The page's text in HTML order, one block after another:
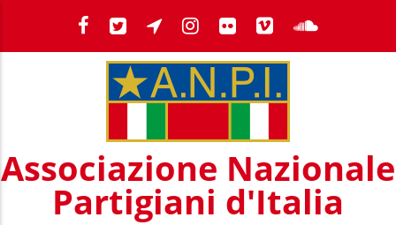
contenuto
Associazione Nazionale
Partigiani d'Italia